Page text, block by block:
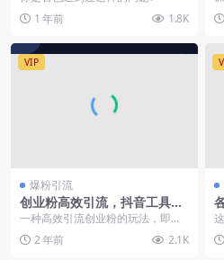
现精准引流
1 年前
1.8K
VIP
爆粉引流
创业粉高效引流，抖音工具号
玩法，日引300+，不要成为学
一种高效引流创业粉的玩法，即抖
音工具号，通过制作简单的AI工具
视频，日引300+...
2 年前 2.1K